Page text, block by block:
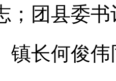
；团县委
镇长何俊